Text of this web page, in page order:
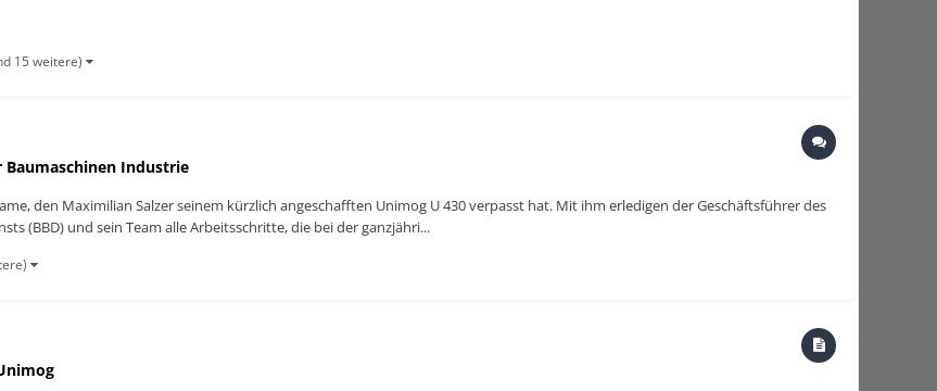
15 weitere)
Baumaschinen Industrie
den Maximilian Salzer seinem kürzlich angeschafften Unimog U 430 verpasst hat. Mit ihm erledigen der Geschäftsführer des
(BBD) und sein Team alle Arbeitsschritte, die bei der ganzjähri...